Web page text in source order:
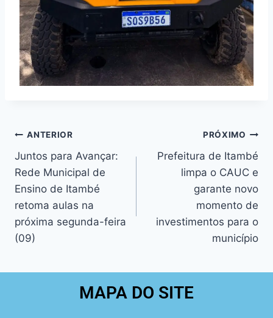
ANTERIOR
Juntos para Avançar:
Rede Municipal de
Ensino de Itambé
retoma aulas na
próxima segunda-feira
(09)
PRÓXIMO
Prefeitura de Itambé
limpa o CAUC e
garante novo
momento de
investimentos para o
município
MAPA DO SITE